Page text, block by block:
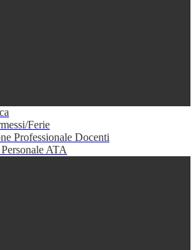
Ferie
Professionale Docenti
ATA